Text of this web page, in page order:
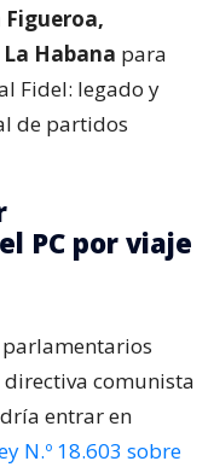
Habana para
Fidel: legado y
de partidos
PC por viaje
parlamentarios
directiva comunista
entrar en
N.º 18.603 sobre